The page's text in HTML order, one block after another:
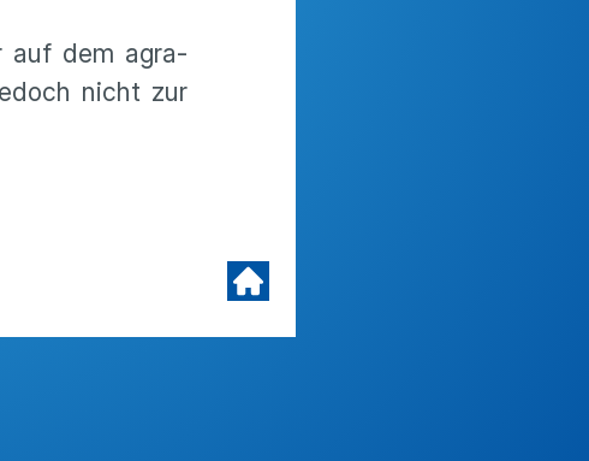
auf dem agra-
nicht zur